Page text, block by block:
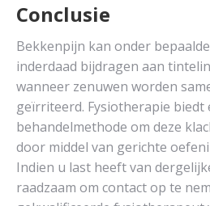
Conclusie
Bekkenpijn kan onder
inderdaad bijdragen aan
wanneer zenuwen worden
geïrriteerd. Fysiotherapie biedt
behandelmethode om deze
door middel van gerichte
Indien u last heeft van
raadzaam om contact op te